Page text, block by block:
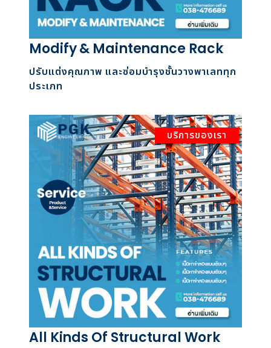
Modify & Maintenance Rack
ปรับแต่งคุณภาพ และซ่อมบำรุงชั้นวางพาเลททุก
ประเภท
บริการของเรา
All Kinds Of Structural Work